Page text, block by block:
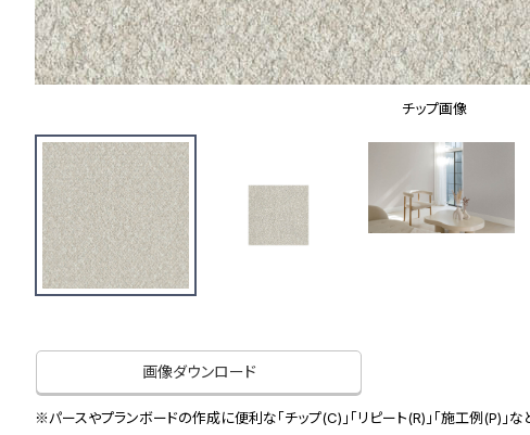
チップ画像
画像ダウンロード
※パースやプランボードの作成に便利な「チップ(C)」「リピート(R)」「施工例(P)」